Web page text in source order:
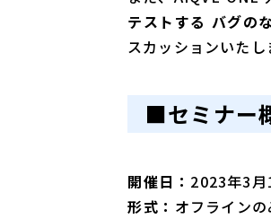
テストする バグの
スカッションいたし
■セミナー
開催日： 2023年3
形式： オフラインの